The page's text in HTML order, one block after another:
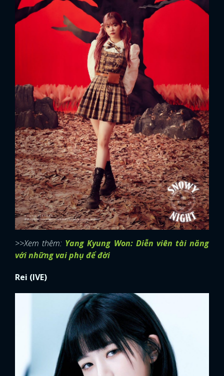
>>Xem thêm: Yang Kyung Won: Diễn viên tài năng
với những vai phụ để đời
Rei (IVE)